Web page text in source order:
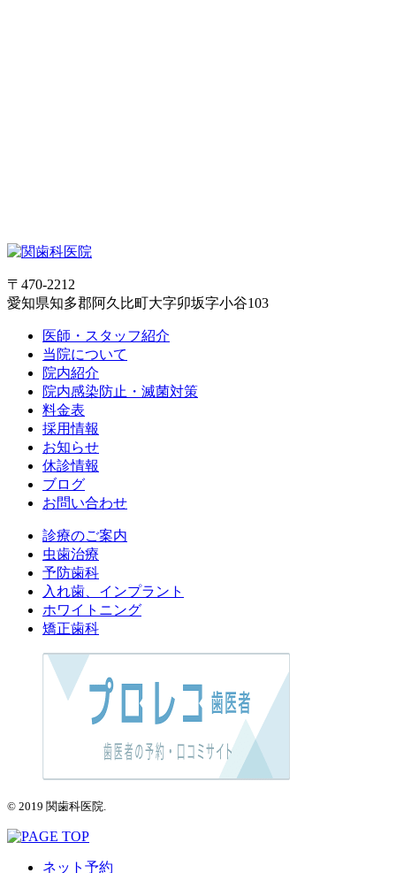
〒470-2212
愛知県知多郡阿久比町大字卯坂字小谷103
医師・スタッフ紹介
当院について
院内紹介
院内感染防止・滅菌対策
料金表
採用情報
お知らせ
休診情報
ブログ
お問い合わせ
診療のご案内
虫歯治療
予防歯科
入れ歯、インプラント
ホワイトニング
矯正歯科
© 2019 関歯科医院.
ネット予約